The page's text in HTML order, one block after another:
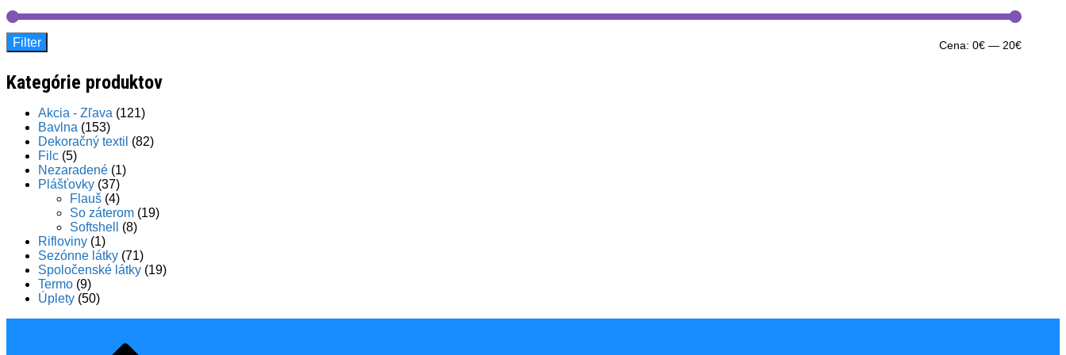
Filter Cena: 0€ — 20€
Kategórie produktov
Akcia - Zľava (121)
Bavlna (153)
Dekoračný textil (82)
Filc (5)
Nezaradené (1)
Plášťovky (37)
Flauš (4)
So záterom (19)
Softshell
(8)
Rifloviny (1)
Sezónne látky (71)
Spoločenské látky (19)
Termo (9)
Úplety (50)